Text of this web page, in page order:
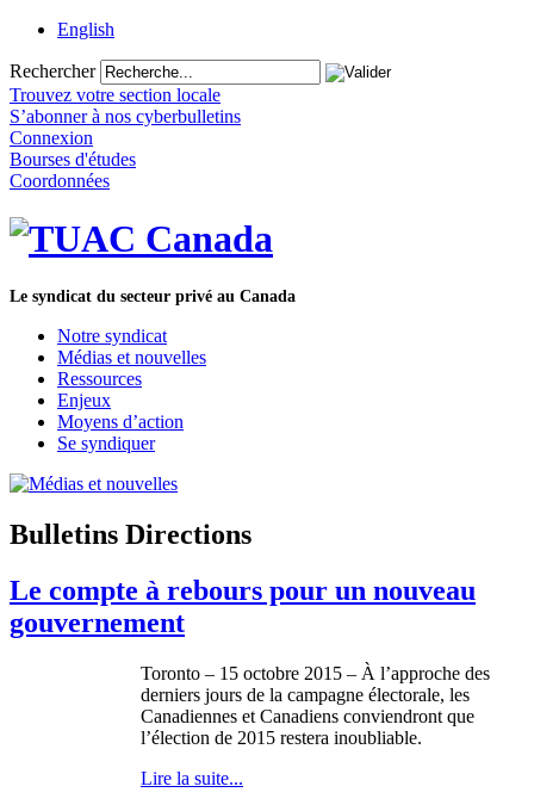
English
Rechercher
Trouvez votre section locale
S’abonner à nos cyberbulletins
Connexion
Bourses d'études
Coordonnées
Le syndicat du secteur privé au Canada
Notre syndicat
Médias et nouvelles
Ressources
Enjeux
Moyens d’action
Se syndiquer
Bulletins Directions
Le compte à rebours pour un nouveau
gouvernement
Toronto – 15 octobre 2015 – À l’approche des
derniers jours de la campagne électorale, les
Canadiennes et Canadiens conviendront que
l’élection de 2015 restera inoubliable.
Lire la suite...